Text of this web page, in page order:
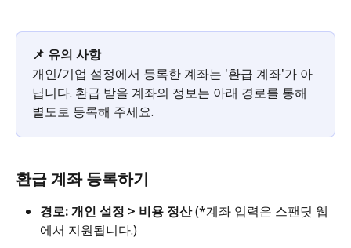
📌 유의 사항
개인/기업 설정에서 등록한 계좌는 '환급 계좌'가 아
닙니다. 환급 받을 계좌의 정보는 아래 경로를 통해
별도로 등록해 주세요.
환급 계좌 등록하기
경로: 개인 설정 > 비용 정산 (*계좌 입력은 스팬딧 웹
에서 지원됩니다.)